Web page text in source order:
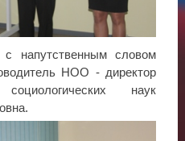
напутственным словом
НОО - директор
наук